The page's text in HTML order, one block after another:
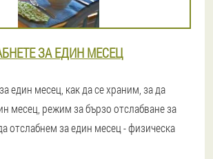
ЗА ЕДИН МЕСЕЦ
един месец, как да се храним, за да
месец, режим за бързо отслабване за
отслабнем за един месец - физическа